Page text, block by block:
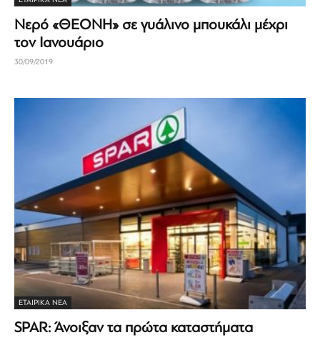
Νερό «ΘΕΟΝΗ» σε γυάλινο μπουκάλι μέχρι
τον Ιανουάριο
30/09/2019
ΕΤΑΙΡΙΚΆ ΝΈΑ
SPAR: Άνοιξαν τα πρώτα καταστήματα